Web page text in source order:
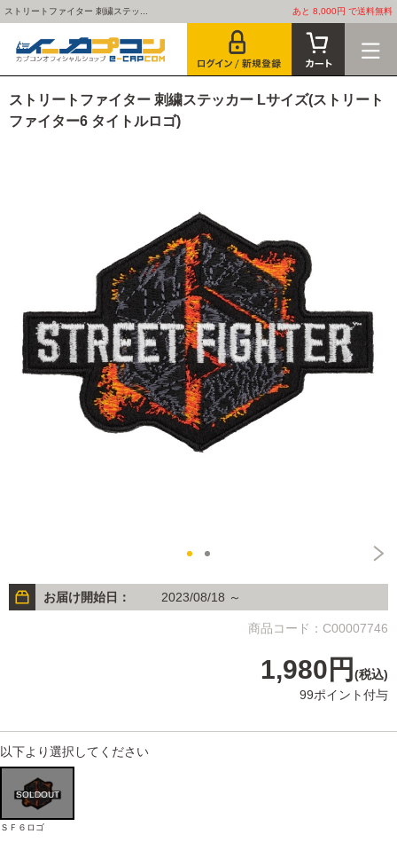
ストリートファイター 刺繍ステッ... あと 8,000円 で送料無料
ストリートファイター 刺繍ステッカー Lサイズ(ストリート
ファイター6 タイトルロゴ)
お届け開始日： 2023/08/18 ～
商品コード：C00007746
1,980円 (税込)
99ポイント付与
以下より選択してください
ＳＦ６ロゴ